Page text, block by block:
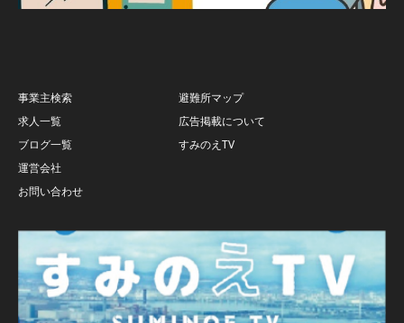
事業主検索
避難所マップ
求人一覧
広告掲載について
ブログ一覧
すみのえTV
運営会社
お問い合わせ